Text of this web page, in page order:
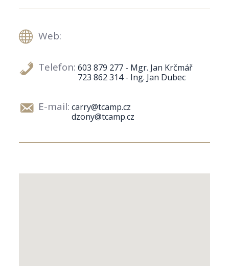
Web:
Telefon: 603 879 277 - Mgr. Jan Krčmář
723 862 314 - Ing. Jan Dubec
E-mail: carry@tcamp.cz
dzony@tcamp.cz